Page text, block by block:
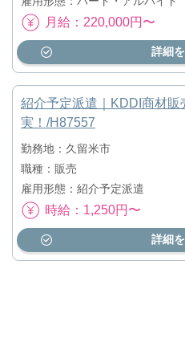
月給：220,000円〜
詳細
紹介予定派遣｜KDDI商材販
実！/H87557
勤務地：久留米市
職種：販売
雇用形態：紹介予定派遣
時給：1,250円〜
詳細